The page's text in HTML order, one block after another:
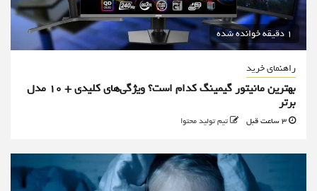
1 دقیقه خوانده شده
راهنمای خرید
بهترین مانیتور گیمینگ کدام است؟ ویژگی‌های کلیدی + 10 مدل
برتر
تیم تولید محتوا